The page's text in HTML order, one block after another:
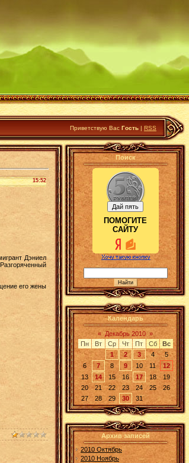
Приветствую Вас Гость | RSS
15:52
Дэниел
его жены
Поиск
ПОМОГИТЕ
САЙТУ
Календарь
« Декабрь 2010 »
Пн
Вт Ср Чт Пт Сб
Вс
1
2 3 4
5
6
7 8 9 10 11
12
13
14 15 16 17 18
19
20
21 22 23 24 25
26
27
28 29 30 31
Архив записей
2010 Октябрь
2010 Ноябрь